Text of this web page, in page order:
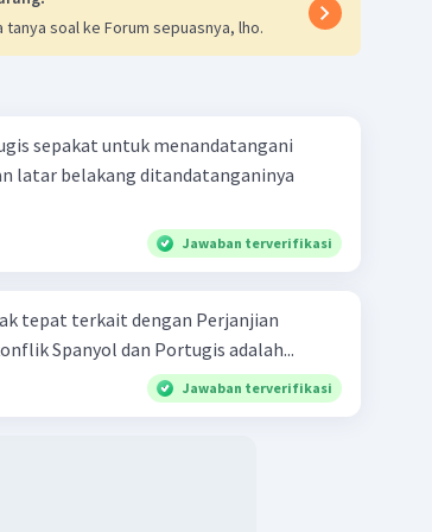
tanya soal ke Forum sepuasnya, lho.
sepakat untuk menandatangani
latar belakang ditandatanganinya
Jawaban terverifikasi
tepat terkait dengan Perjanjian
Spanyol dan Portugis adalah...
Jawaban terverifikasi